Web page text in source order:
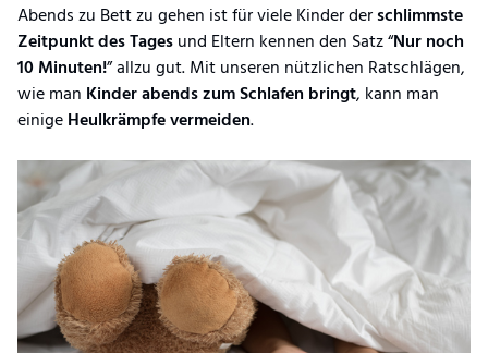
Abends zu Bett zu gehen ist für viele Kinder derschlimmste
Zeitpunkt des Tagesund Eltern kennen den Satz “Nur noch
10 Minuten!” allzu gut. Mit unseren nützlichen Ratschlägen,
wie man Kinder abends zum Schlafen bringt, kann man
einigeHeulkrämpfe vermeiden.